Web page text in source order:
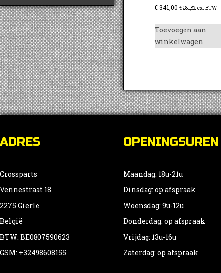
€ 341,00 €281,82 ex. BTW
Toevoegen aan
winkelwagen
ADRES
Crossparts
Vennestraat 18
2275 Gierle
België
BTW: BE0807590623
GSM: +32498608155
OPENINGSUREN
Maandag: 18u-21u
Dinsdag: op afspraak
Woensdag: 9u-12u
Donderdag: op afspraak
Vrijdag: 13u-16u
Zaterdag: op afspraak